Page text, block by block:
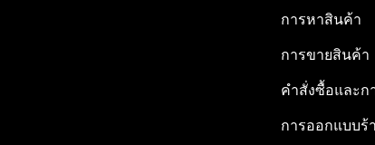
การหาสินค้า
การขายสินค้า
คำสั่งซื้อและก
การออกแบบร้